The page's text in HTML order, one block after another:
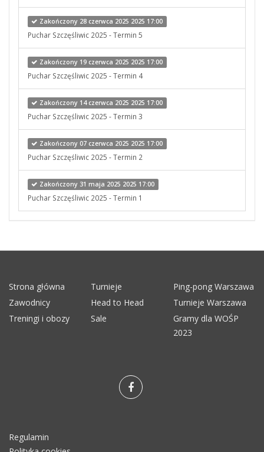
Zakończony 28 czerwca 2025 2025 17:00
Puchar Szczęśliwic 2025 - Termin 5
Zakończony 19 czerwca 2025 2025 17:00
Puchar Szczęśliwic 2025 - Termin 4
Zakończony 14 czerwca 2025 2025 17:00
Puchar Szczęśliwic 2025 - Termin 3
Zakończony 07 czerwca 2025 2025 17:00
Puchar Szczęśliwic 2025 - Termin 2
Zakończony 31 maja 2025 2025 17:00
Puchar Szczęśliwic 2025 - Termin 1
Strona główna Turnieje
Ping-pong Warszawa
Zawodnicy
Head to Head
Turnieje Warszawa
Treningi i obozy
Sale
Gramy dla WOŚP
2023
Regulamin